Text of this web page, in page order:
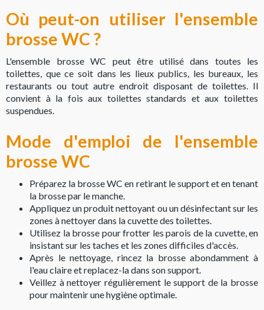
Où peut-on utiliser l'ensemble
brosse WC ?
L'ensemble brosse WC peut être utilisé dans toutes les
toilettes, que ce soit dans les lieux publics, les bureaux, les
restaurants ou tout autre endroit disposant de toilettes. Il
convient à la fois aux toilettes standards et aux toilettes
suspendues.
Mode d'emploi de l'ensemble
brosse WC
Préparez la brosse WC en retirant le support et en tenant
la brosse par le manche.
Appliquez un produit nettoyant ou un désinfectant sur les
zones à nettoyer dans la cuvette des toilettes.
Utilisez la brosse pour frotter les parois de la cuvette, en
insistant sur les taches et les zones difficiles d'accès.
Après le nettoyage, rincez la brosse abondamment à
l'eau claire et replacez-la dans son support.
Veillez à nettoyer régulièrement le support de la brosse
pour maintenir une hygiène optimale.